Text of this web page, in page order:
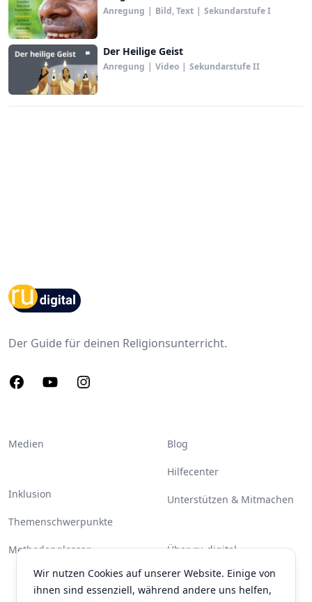
Anregung | Bild, Text | Sekundarstufe I
Der Heilige Geist
Anregung | Video | Sekundarstufe II
Wir nutzen Cookies auf unserer Website. Einige von
ihnen sind essenziell, während andere uns helfen,
Footer
Der Guide für deinen Religionsunterricht.
FacebookYoutubeInstagram
Medien
Inklusion
Themenschwerpunkte
Methodenglossar
Blog
Hilfecenter
Unterstützen & Mitmachen
Über ru-digital
Partner & Unterstützer